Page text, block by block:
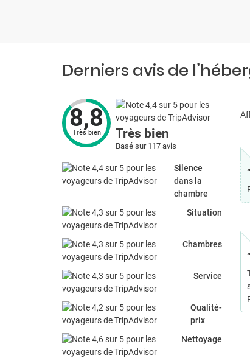
Derniers avis de
8,8
Très bien Très bien
Basé sur 117 avis
Silence
dans la
chambre
Situation
Chambres
Service
Qualité-
prix
Nettoyage